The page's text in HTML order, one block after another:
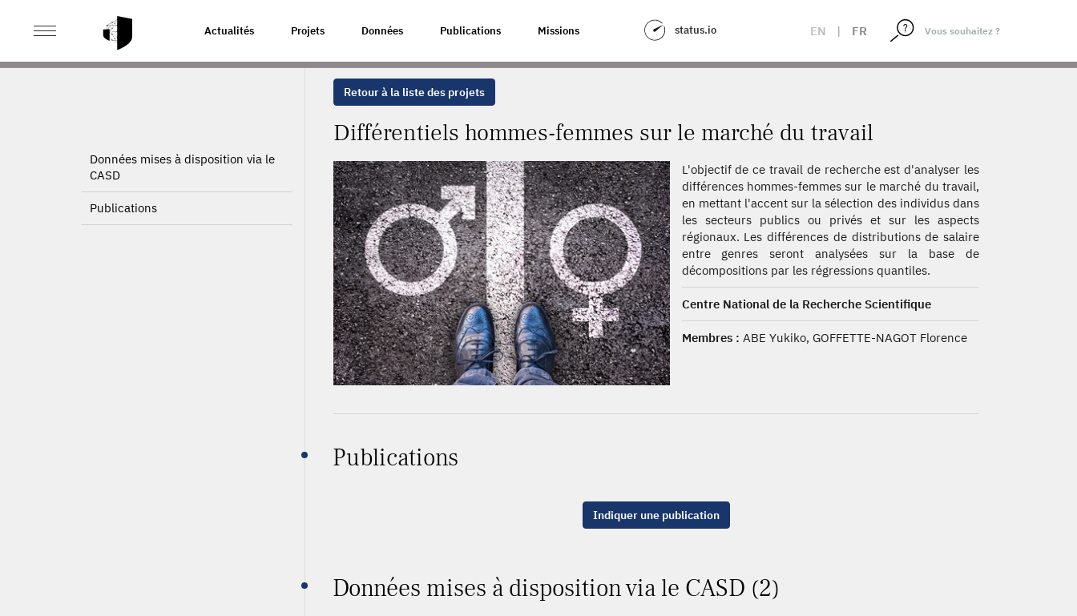
Actualités Projets Données Publications Missions status.io EN | FR
ACCUEIL DIFFÉRENTIELS HOMMES-FEMMES SUR LE MARCHÉ DU TRAVAIL
Données mises à disposition via le
CASD
Publications
Retour à la liste des projets
Différentiels hommes-femmes sur le marché du travail
L'objectif de ce travail de recherche est d'analyser les
différences hommes-femmes sur le marché du travail,
en mettant l'accent sur la sélection des individus dans
les secteurs publics ou privés et sur les aspects
régionaux. Les différences de distributions de salaire
entre genres seront analysées sur la base de
décompositions par les régressions quantiles.
Centre National de la Recherche Scientifique
Membres : ABE Yukiko, GOFFETTE-NAGOT Florence
Publications
Indiquer une publication
Données mises à disposition via le CASD (2)